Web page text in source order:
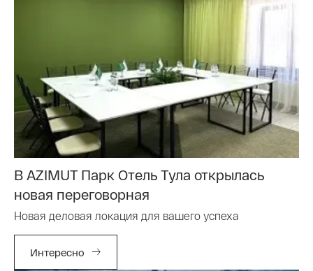
В AZIMUT Парк Отель Тула открылась
новая переговорная
Новая деловая локация для вашего успеха
Интересно